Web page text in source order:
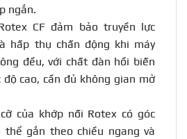
ngắn.
CF đảm bảo truyền lực
hấp thụ chấn động khi máy
đều, với chất đàn hồi biến
cao, cần đủ không gian mở
của khớp nối Rotex có góc
thể gắn theo chiều ngang và